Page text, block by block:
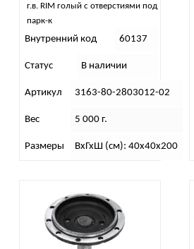
г.в. RIM голый с отверстиями под
парк-к
Внутренний код 60137
Статус В наличии
Артикул 3163-80-2803012-02
Вес 5 000 г.
Размеры ВхГхШ (см): 40х40х200